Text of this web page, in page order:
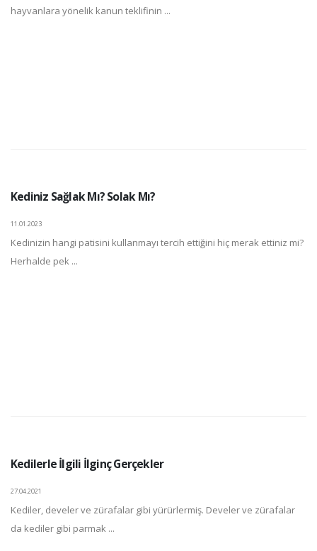
hayvanlara yönelik kanun teklifinin ...
Kediniz Sağlak Mı? Solak Mı?
11.01.2023
Kedinizin hangi patisini kullanmayı tercih ettiğini hiç merak ettiniz mi?
Herhalde pek ...
Kedilerle İlgili İlginç Gerçekler
27.04.2021
Kediler, develer ve zürafalar gibi yürürlermiş. Develer ve zürafalar
da kediler gibi parmak ...